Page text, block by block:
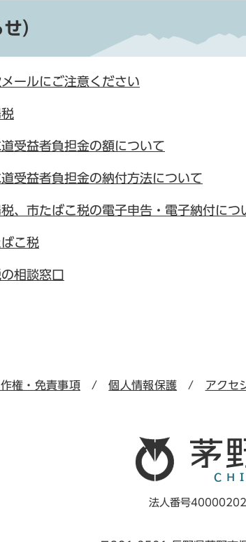
）
ールにご注意ください
受益者負担金の額について
受益者負担金の納付方法について
税、市たばこ税の電子申告・電子納付につ
こ税
相談窓口
権・免責事項 個人情報保護 アクセ
法人番号